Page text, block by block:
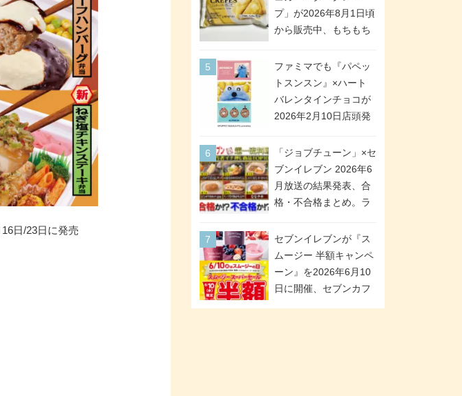
日/23日に発売
ぬき・キツネ姿のスレ
ッタ / ミオリネ / グエ
号・5号) / シャディク
ドになって登場!
プ」が2026年8月1日頃
から販売中、もちもち
シュガー＆バターをレ
ンジアップで手軽に楽
しめる冷凍食品。2個入
り
ファミマでも『パペッ
トスンスン』×ハート
バレンタインチョコが
2026年2月10日店頭発
チョコ」「チョコ缶」
「ツインギフト」が登
場
「ジョブチューン」×セ
ブンイレブン 2026年6
月放送の結果発表、合
格・不合格まとめ。ラ
合格「金のハンバー
グ」。満場一致合格数
は6商品、合格数は2商
品。TVerでの見逃し配
セブンイレブンが『ス
ムージー 半額キャンペ
ーン』を2026年6月10
日に開催、セブンカフ